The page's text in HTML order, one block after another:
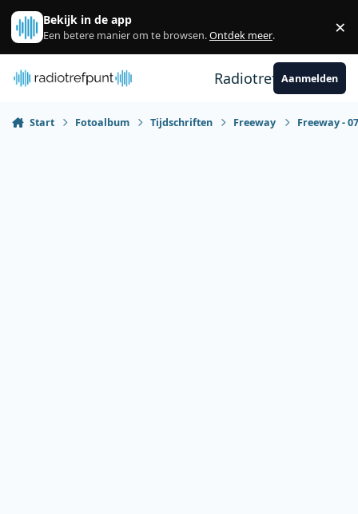
Spring naar bijdragen
Bekijk in de app
Een betere manier om te browsen.Ontdek meer. ×
RadiotrefpuntAanmelden
Start Fotoalbum Tijdschriften Freeway Freeway -